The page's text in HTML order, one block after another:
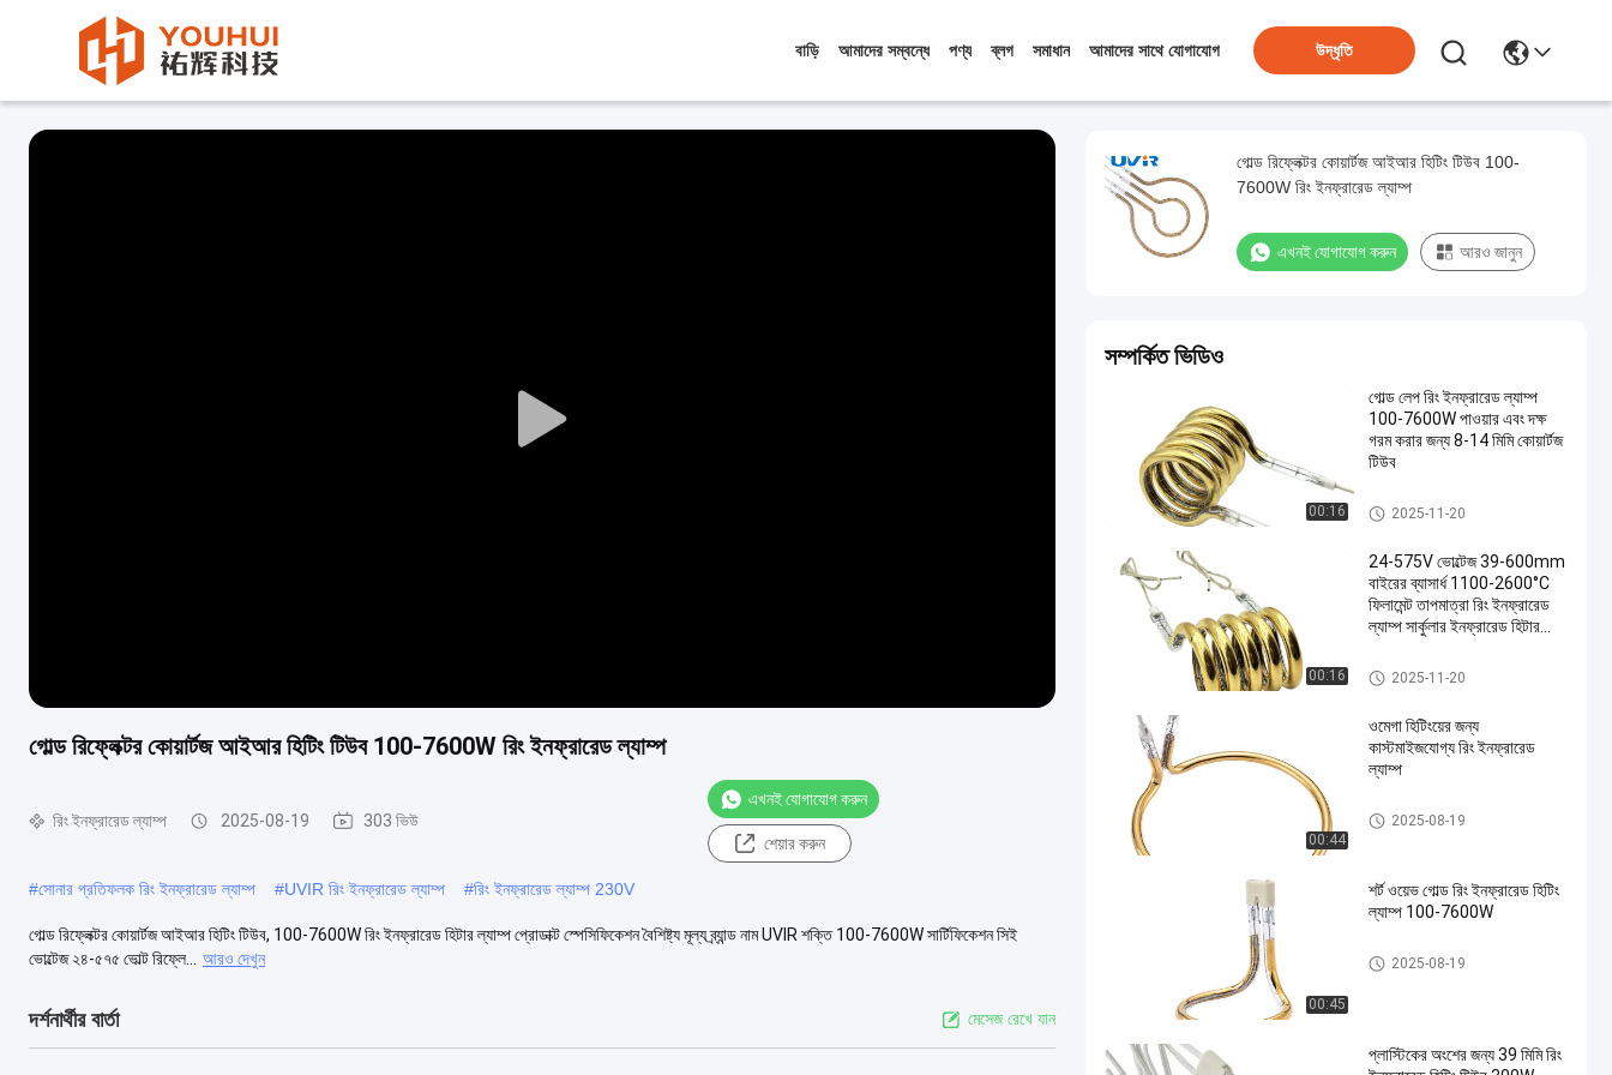
বাড়ি আমাদের সম্বন্ধে পণ্য ব্লগ সমাধান আমাদের সাথে যোগাযোগ উদ্ধৃতি
Play
গোল্ড রিফ্লেক্টর কোয়ার্টজ আইআর হিটিং টিউব 100-7600W রিং ইনফ্রারেড ল্যাম্প
রিং ইনফ্রারেড ল্যাম্প 2025-08-19 303 ভিউ
এখনই যোগাযোগ করুন
শেয়ার করুন
#সোনার প্রতিফলক রিং ইনফ্রারেড ল্যাম্প #UVIR রিং ইনফ্রারেড ল্যাম্প #রিং ইনফ্রারেড ল্যাম্প 230V
গোল্ড রিফ্লেক্টর কোয়ার্টজ আইআর হিটিং টিউব, 100-7600W রিং ইনফ্রারেড হিটার ল্যাম্প প্রোডাক্ট স্পেসিফিকেশন বৈশিষ্ট্য মূল্য ব্র্যান্ড নাম UVIR শক্তি 100-7600W সার্টিফিকেশন সিই
ভোল্টেজ ২৪-৫৭৫ ভোল্ট রিফ্লে...
আরও দেখুন
দর্শনার্থীর বার্তা মেসেজ রেখে যান
গোল্ড রিফ্লেক্টর কোয়ার্টজ আইআর হিটিং টিউব 100-
7600W রিং ইনফ্রারেড ল্যাম্প
এখনই যোগাযোগ করুন আরও জানুন
সম্পর্কিত ভিডিও
00:16
গোল্ড লেপ রিং ইনফ্রারেড ল্যাম্প
100-7600W পাওয়ার এবং দক্ষ
গরম করার জন্য 8-14 মিমি কোয়ার্টজ
টিউব
রিং ইনফ্রারেড ল্যাম্প
2025-11-20
00:16
24-575V ভোল্টেজ 39-600mm
বাইরের ব্যাসার্ধ 1100-2600°C
ফিলামেন্ট তাপমাত্রা রিং ইনফ্রারেড
ল্যাম্প সার্কুলার ইনফ্রারেড হিটার
রিং ইনফ্রারেড ল্যাম্প
2025-11-20
00:44
ওমেগা হিটিংয়ের জন্য
কাস্টমাইজযোগ্য রিং ইনফ্রারেড
ল্যাম্প
রিং ইনফ্রারেড ল্যাম্প
2025-08-19
00:45
শর্ট ওয়েভ গোল্ড রিং ইনফ্রারেড হিটিং
ল্যাম্প 100-7600W
রিং ইনফ্রারেড ল্যাম্প
2025-08-19
প্লাস্টিকের অংশের জন্য 39 মিমি রিং